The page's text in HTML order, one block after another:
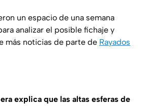
un espacio de una semana
analizar el posible fichaje y
más noticias de parte de Rayados
explica que las altas esferas de